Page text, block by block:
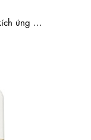
ứng ...